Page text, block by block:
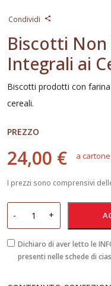
Condividi
Biscotti Non
Integrali ai
Biscotti prodotti con
cereali.
PREZZO
24,00 € a
I prezzi sono comprensivi
-
Non
Ti
Scordar
+
Dichiaro di aver letto le
presenti nelle schede di